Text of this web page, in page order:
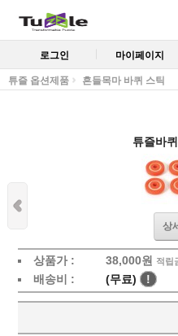
로그인 마이페이지
튜즐 옵션제품 흔들목마 바퀴 스틱
튜즐바
상
상품가 : 38,000원 적립
배송비 : (무료) !